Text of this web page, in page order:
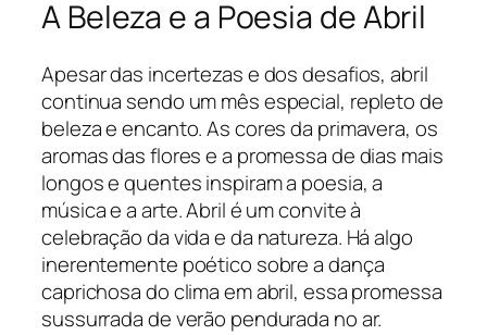
A Beleza e a Poesia de Abril
Apesar das incertezas e dos desafios, abril
continua sendo um mês especial, repleto de
beleza e encanto. As cores da primavera, os
aromas das flores e a promessa de dias mais
longos e quentes inspiram a poesia, a
música e a arte. Abril é um convite à
celebração da vida e da natureza. Há algo
inerentemente poético sobre a dança
caprichosa do clima em abril, essa promessa
sussurrada de verão pendurada no ar.